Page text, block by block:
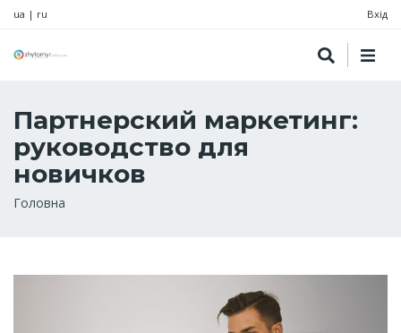
ua | ru Вхід
Партнерский маркетинг:
руководство для
новичков
Рядок
Головна